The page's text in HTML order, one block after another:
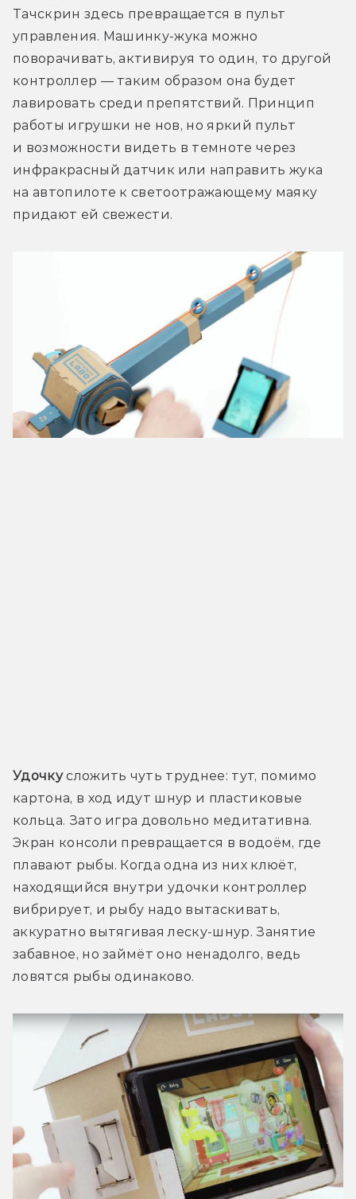
Тачскрин здесь превращается в пульт
управления. Машинку-жука можно
поворачивать, активируя то один, то другой
контроллер — таким образом она будет
лавировать среди препятствий. Принцип
работы игрушки не нов, но яркий пульт
и возможности видеть в темноте через
инфракрасный датчик или направить жука
на автопилоте к светоотражающему маяку
придают ей свежести.
Удочку сложить чуть труднее: тут, помимо
картона, в ход идут шнур и пластиковые
кольца. Зато игра довольно медитативна.
Экран консоли превращается в водоём, где
плавают рыбы. Когда одна из них клюёт,
находящийся внутри удочки контроллер
вибрирует, и рыбу надо вытаскивать,
аккуратно вытягивая леску-шнур. Занятие
забавное, но займёт оно ненадолго, ведь
ловятся рыбы одинаково.